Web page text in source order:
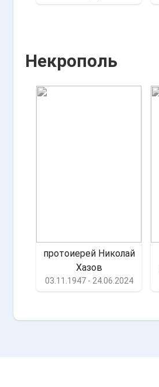
Некрополь
протоиерей Николай
Хазов
03.11.1947 - 24.06.2024